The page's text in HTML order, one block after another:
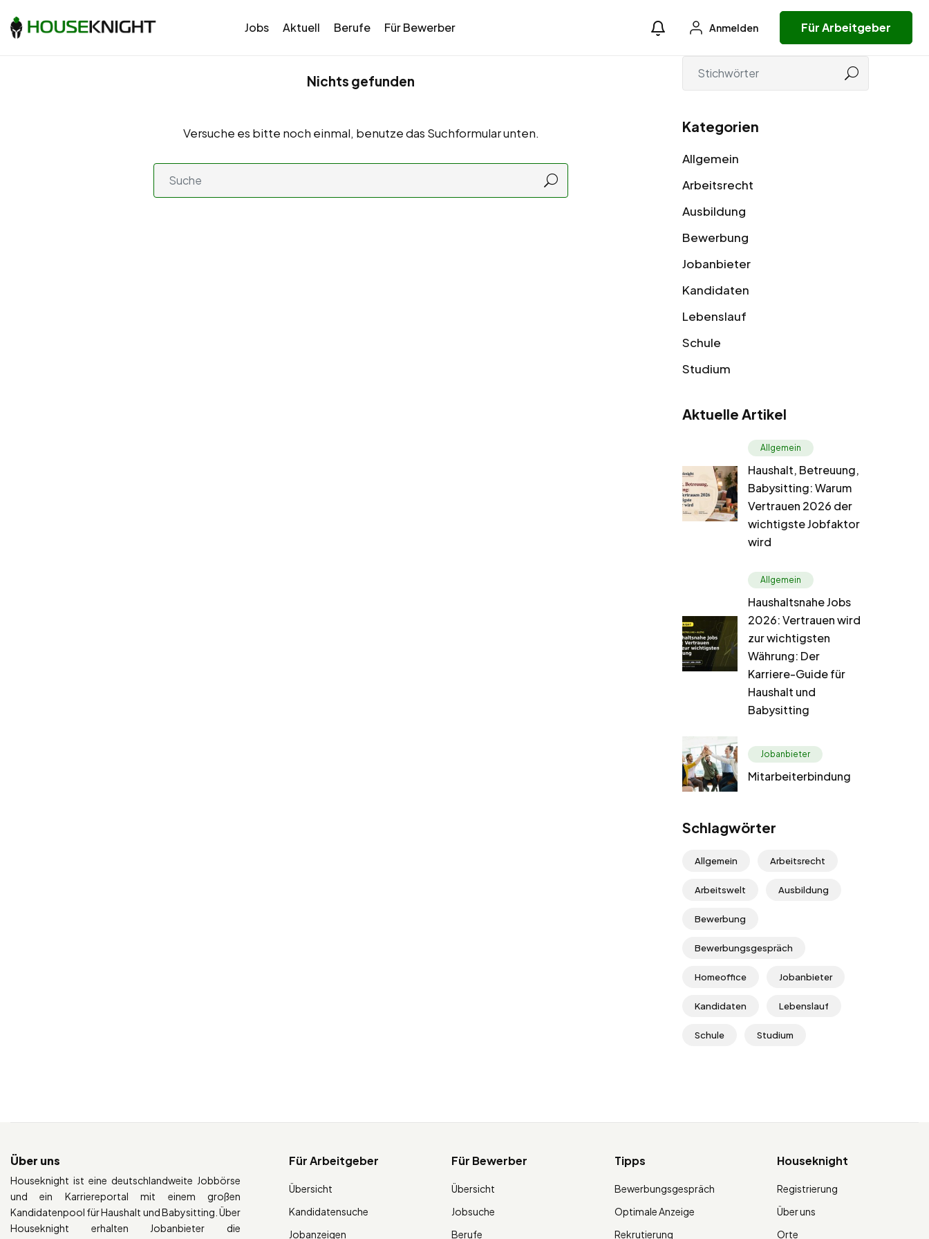
Jobs Aktuell Berufe Für Bewerber Anmelden Für Arbeitgeber
Nichts gefunden
Versuche es bitte noch einmal, benutze das Suchformular unten. Kategorien
Allgemein
Arbeitsrecht
Ausbildung
Bewerbung
Jobanbieter
Kandidaten
Lebenslauf
Schule
Studium
Aktuelle Artikel
Allgemein
Haushalt, Betreuung,
Babysitting: Warum
Vertrauen 2026 der
wichtigste Jobfaktor
wird
Allgemein
Haushaltsnahe Jobs
2026: Vertrauen wird
zur wichtigsten
Währung: Der
Karriere-Guide für
Haushalt und
Babysitting
Jobanbieter
Mitarbeiterbindung
Schlagwörter
Allgemein Arbeitsrecht
Arbeitswelt Ausbildung
Bewerbung
Bewerbungsgespräch
Homeoffice Jobanbieter
Kandidaten Lebenslauf
Schule Studium
Über uns
Houseknight ist eine deutschlandweite Jobbörse
und ein Karriereportal mit einem großen
Kandidatenpool für Haushalt und Babysitting. Über
Houseknight erhalten Jobanbieter die
Für Arbeitgeber
Übersicht
Kandidatensuche
Jobanzeigen
Für Bewerber
Übersicht
Jobsuche
Berufe
Tipps
Bewerbungsgespräch
Optimale Anzeige
Rekrutierung
Houseknight
Registrierung
Über uns
Orte